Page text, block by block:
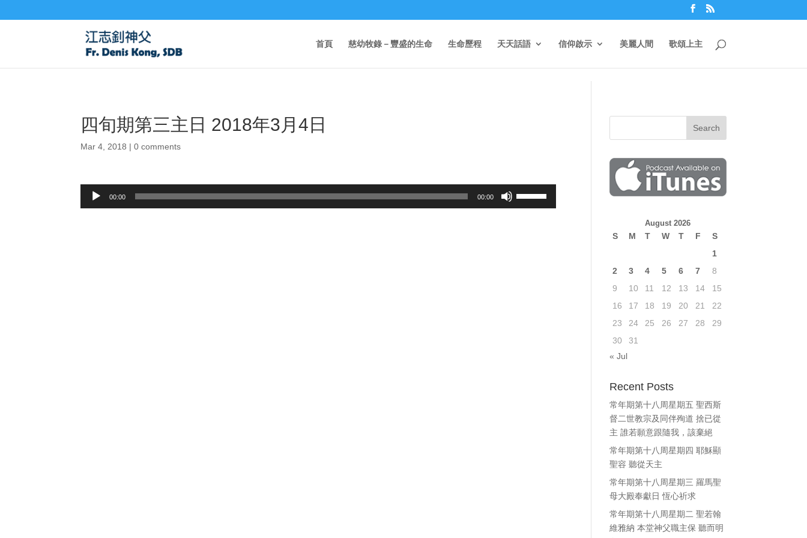
首頁 慈幼牧錄－豐盛的生命 生命歷程 天天話語 信仰啟示 美麗人間 歌頌上主
四旬期第三主日 2018年3月4日
Mar 4, 2018 |0 comments
Audio
00:00 00:00
August 2026
S M T W T F
S
1
2
3 4 5 6 7
8
9
10 11 12 13 14
15
16
17 18 19 20 21
22
23
24 25 26 27 28
29
30
31
« Jul
Recent Posts
常年期第十八周星期五 聖西斯
督二世教宗及同伴殉道 捨已從
主 誰若願意跟隨我，該棄絕
常年期第十八周星期四 耶穌顯
聖容 聽從天主
常年期第十八周星期三 羅馬聖
母大殿奉獻日 恆心祈求
常年期第十八周星期二 聖若翰
維雅納 本堂神父職主保 聽而明